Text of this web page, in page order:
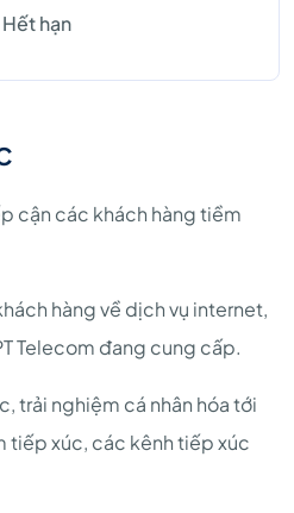
Hết hạn
cận các khách hàng tiềm
hàng về dịch vụ internet,
Telecom đang cung cấp.
trải nghiệm cá nhân hóa tới
tiếp xúc, các kênh tiếp xúc